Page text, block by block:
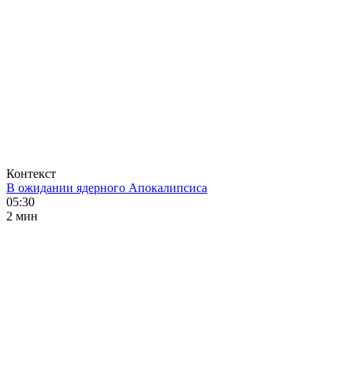
Контекст
В ожидании ядерного Апокалипсиса
05:30
2 мин